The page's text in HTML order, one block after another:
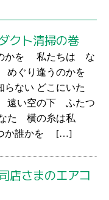
クト清掃の巻
かを 私たちは な
めぐり逢うのかを
ない どこにいた
い空の下 ふたつ
なた 横の糸は私
か誰かを […]
店さまのエアコ